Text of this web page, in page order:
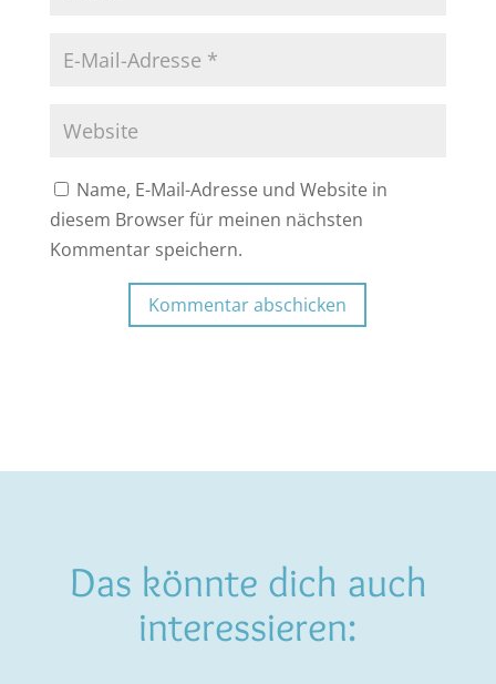
Name, E-Mail-Adresse und Website in
diesem Browser für meinen nächsten
Kommentar speichern.
Kommentar abschicken
Das könnte dich auch
interessieren: